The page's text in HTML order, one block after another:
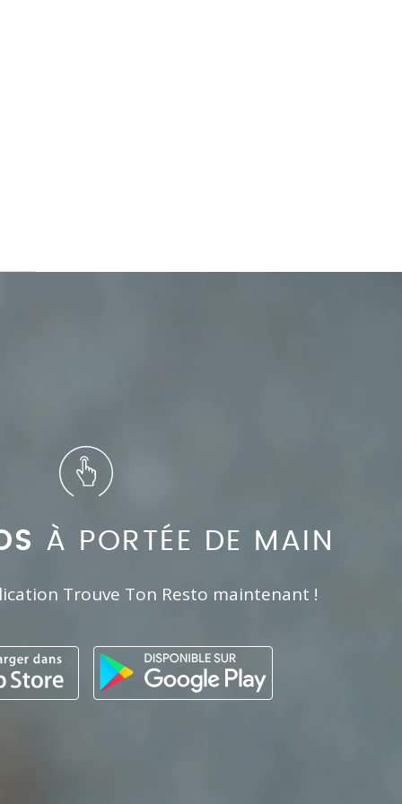
À PORTÉE DE MAIN
Trouve Ton Resto maintenant !